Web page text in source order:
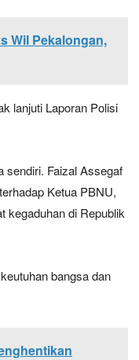
Wil Pekalongan,
lanjuti Laporan Polisi
sendiri. Faizal Assegaf
Ketua PBNU,
kegaduhan di Republik
bangsa dan